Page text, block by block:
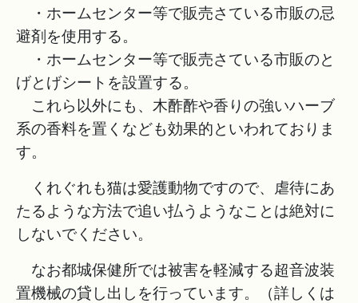
・ホームセンター等で販売さている市販の忌
避剤を使用する。
・ホームセンター等で販売さている市販のと
げとげシートを設置する。
これら以外にも、木酢酢や香りの強いハーブ
系の香料を置くなども効果的といわれておりま
す。
くれぐれも猫は愛護動物ですので、虐待にあ
たるような方法で追い払うようなことは絶対に
しないでください。
なお都城保健所では被害を軽減する超音波装
置機械の貸し出しを行っています。（詳しくは